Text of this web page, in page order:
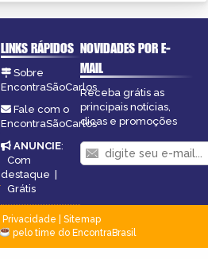
LINKS RÁPIDOS
Sobre
EncontraSãoCarlos
Fale com o
EncontraSãoCarlos
ANUNCIE:
Com
destaque |
Grátis
NOVIDADES POR E-
MAIL
Receba grátis as
principais notícias,
dicas e promoções
Privacidade
Sitemap
pelo time do EncontraBrasil